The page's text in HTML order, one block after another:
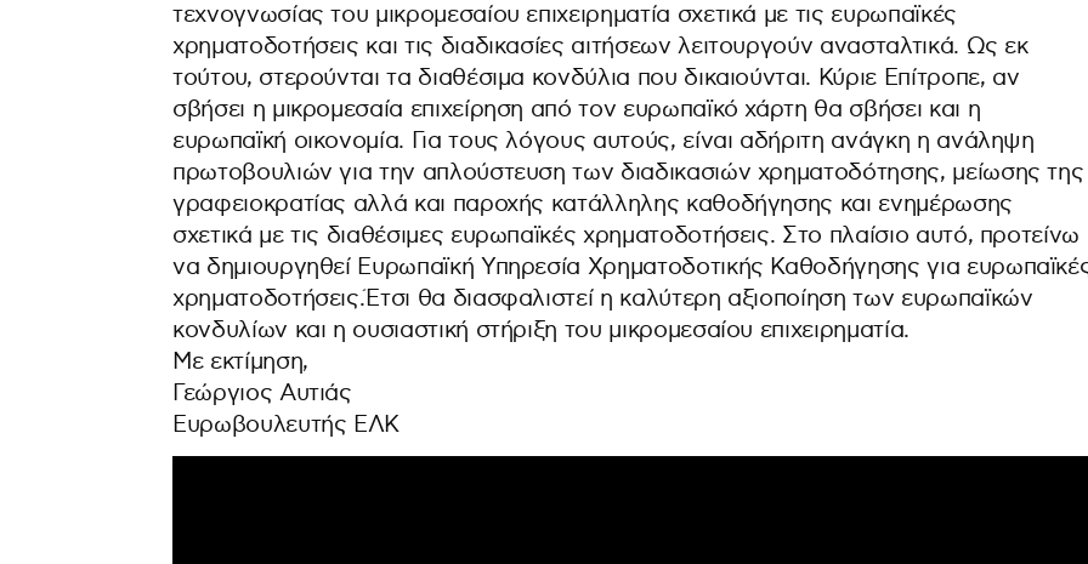
τεχνογνωσίας του μικρομεσαίου επιχειρηματία σχετικά με τις ευρωπαϊκές
χρηματοδοτήσεις και τις διαδικασίες αιτήσεων λειτουργούν ανασταλτικά. Ως εκ
τούτου, στερούνται τα διαθέσιμα κονδύλια που δικαιούνται. Κύριε Επίτροπε, αν
σβήσει η μικρομεσαία επιχείρηση από τον ευρωπαϊκό χάρτη θα σβήσει και η
ευρωπαϊκή οικονομία. Για τους λόγους αυτούς, είναι αδήριτη ανάγκη η ανάληψη
πρωτοβουλιών για την απλούστευση των διαδικασιών χρηματοδότησης, μείωσης της
γραφειοκρατίας αλλά και παροχής κατάλληλης καθοδήγησης και ενημέρωσης
σχετικά με τις διαθέσιμες ευρωπαϊκές χρηματοδοτήσεις. Στο πλαίσιο αυτό, προτείνω
να δημιουργηθεί Ευρωπαϊκή Υπηρεσία Χρηματοδοτικής Καθοδήγησης για
χρηματοδοτήσεις.Έτσι θα διασφαλιστεί η καλύτερη αξιοποίηση των ευρωπαϊκών
κονδυλίων και η ουσιαστική στήριξη του μικρομεσαίου επιχειρηματία.
Με εκτίμηση,
Γεώργιος Αυτιάς
Ευρωβουλευτής ΕΛΚ